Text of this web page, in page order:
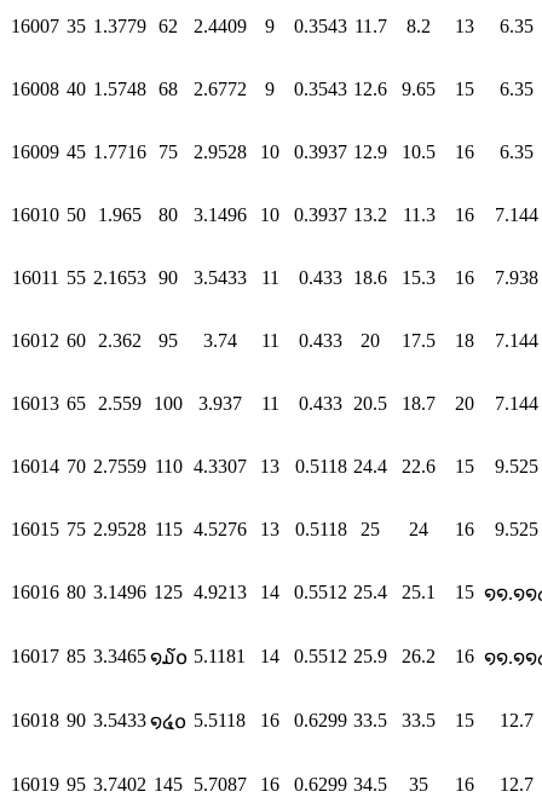
16007 35 1.3779 62 2.4409 9 0.3543 11.7 8.2 13 6.35
16008 40 1.5748 68 2.6772 9 0.3543 12.6 9.65 15 6.35
16009 45 1.7716 75 2.9528 10 0.3937 12.9 10.5 16 6.35
16010 50 1.965 80 3.1496 10 0.3937 13.2 11.3 16 7.144
16011 55 2.1653 90 3.5433 11 0.433 18.6 15.3 16 7.938
16012 60 2.362 95 3.74 11 0.433 20 17.5 18 7.144
16013 65 2.559 100 3.937 11 0.433 20.5 18.7 20 7.144
16014 70 2.7559 110 4.3307 13 0.5118 24.4 22.6 15 9.525
16015 75 2.9528 115 4.5276 13 0.5118 25 24 16 9.525
16016 80 3.1496 125 4.9213 14 0.5512 25.4 25.1 15 ໑໑.໑໑
16017 85 3.3465໑໓໐ 5.1181 14 0.5512 25.9 26.2 16 ໑໑.໑໑
16018 90 3.5433໑໔໐ 5.5118 16 0.6299 33.5 33.5 15 12.7
16019 95 3.7402 145 5.7087 16 0.6299 34.5 35 16 12.7